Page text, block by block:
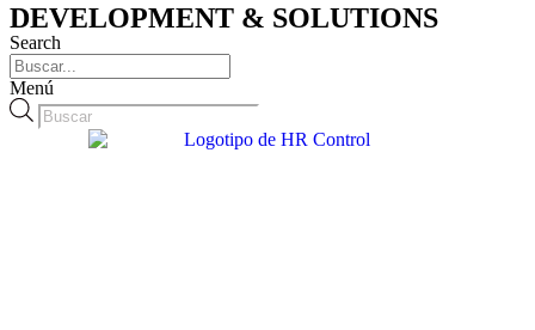
DEVELOPMENT & SOLUTIONS
Search
Menú
Búsqueda
de
productos